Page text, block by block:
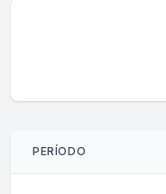
PERÍODO